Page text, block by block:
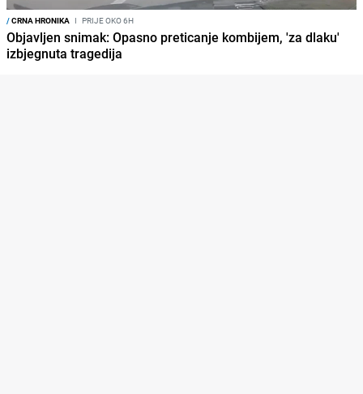
/CRNA HRONIKA I PRIJE OKO 6H
Objavljen snimak: Opasno preticanje kombijem, 'za dlaku'
izbjegnuta tragedija